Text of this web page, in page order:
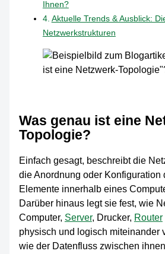
Ihnen?
Aktuelle Trends & Ausblick:
Netzwerkstrukturen
Was genau ist eine
Topologie?
Einfach gesagt, beschreibt die
die Anordnung oder Konfiguration
Elemente innerhalb eines
Darüber hinaus legt sie fest, wie
Computer, Server, Drucker, Router
physisch und logisch miteinander
wie der Datenfluss zwischen